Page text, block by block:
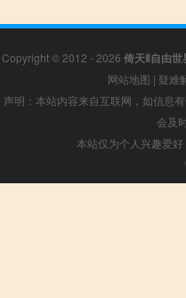
Copyright © 2012 - 2026 倚天Ⅱ自由世
网站地图 | 疑难
声明：本站内容来自互联网，如信息
会及
本站仅为个人兴趣爱